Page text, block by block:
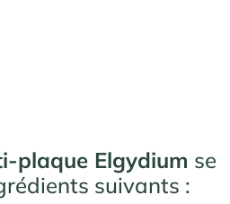
plaque Elgydium se
suivants :